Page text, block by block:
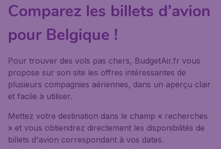
Comparez les billets d’avion
pour Belgique !
Pour trouver des vols pas chers, BudgetAir.fr vous
propose sur son site les offres intéressantes de
plusieurs compagnies aériennes, dans un aperçu clair
et facile à utiliser.
Mettez votre destination dans le champ « recherches
» et vous obtiendrez directement les disponibilités de
billets d'avion correspondant à vos dates.